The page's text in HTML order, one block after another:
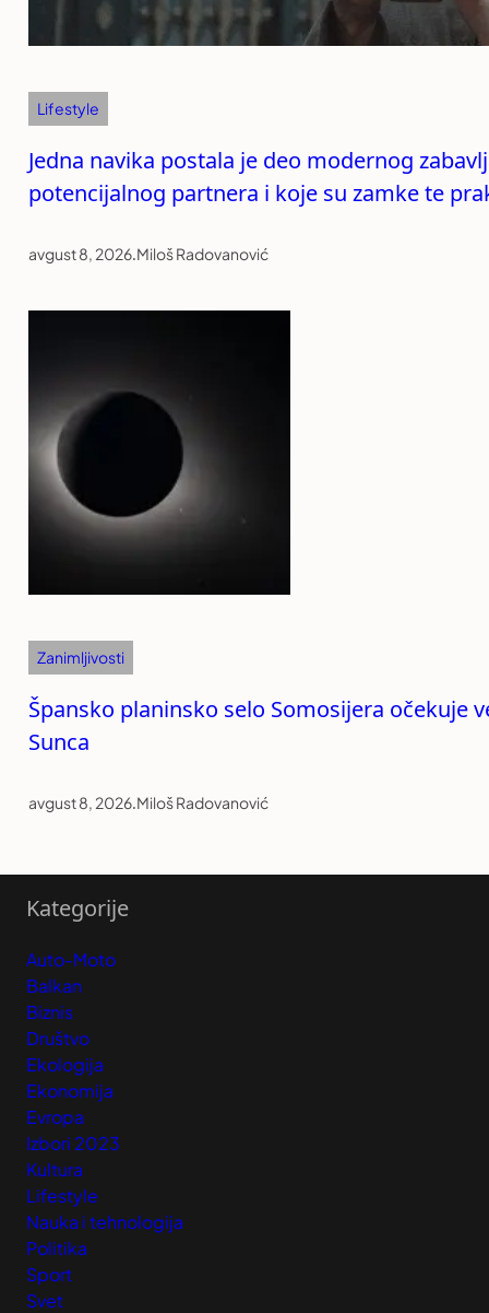
Lifestyle
Jedna navika postala je deo modernog
potencijalnog partnera i koje su zamke te
avgust 8, 2026.Miloš Radovanović
Zanimljivosti
Špansko planinsko selo Somosijera očekuje
Sunca
avgust 8, 2026.Miloš Radovanović
Kategorije
Auto-Moto
Balkan
Biznis
Društvo
Ekologija
Ekonomija
Evropa
Izbori 2023
Kultura
Lifestyle
Nauka i tehnologija
Politika
Sport
Svet